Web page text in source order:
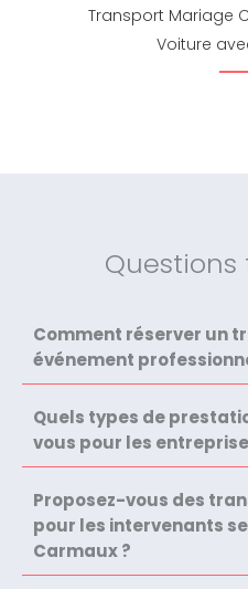
Transport Mariage
Voiture
Comment réserver un
événement
Quels types de
vous pour les
Proposez-vous des
pour les intervenants
Carmaux ?